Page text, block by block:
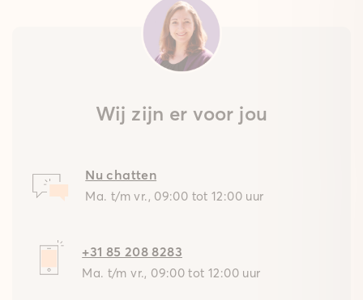
Wij zijn er voor jou
Nu chatten
Ma. t/m vr., 09:00 tot 12:00 uur
+31 85 208 8283
Ma. t/m vr., 09:00 tot 12:00 uur